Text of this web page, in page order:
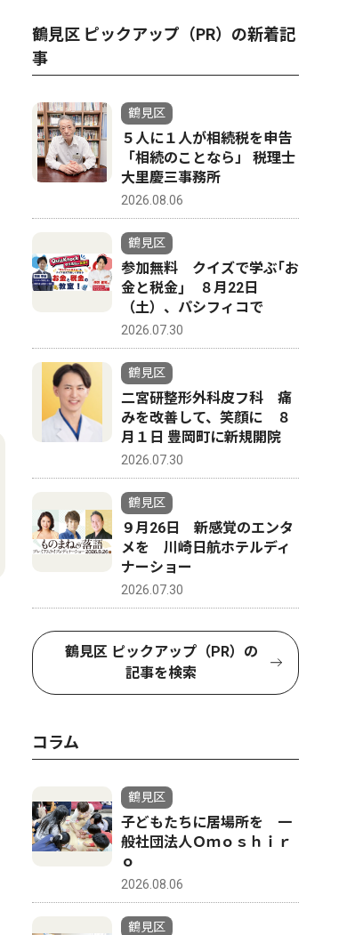
4
鶴見区 ピックアップ（PR）の新着記
事
鶴見区
５人に１人が相続税を申告
「相続のことなら」 税理士
大里慶三事務所
2026.08.06
鶴見区
参加無料 クイズで学ぶ｢お
金と税金｣ ８月22日
（土）、パシフィコで
2026.07.30
鶴見区
二宮研整形外科皮フ科 痛
みを改善して、笑顔に ８
月１日 豊岡町に新規開院
2026.07.30
鶴見区
９月26日 新感覚のエンタ
メを 川崎日航ホテルディ
ナーショー
2026.07.30
鶴見区 ピックアップ（PR）の
記事を検索
コラム
鶴見区
子どもたちに居場所を 一
般社団法人Ｏｍｏｓｈｉｒ
ｏ
2026.08.06
鶴見区